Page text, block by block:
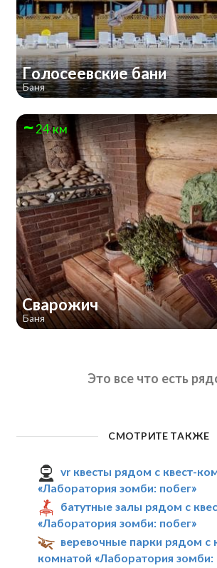
Голосеевские бани
Баня
24 км
Сварожич
Баня
Это все что есть
СМОТРИТЕ ТАКЖЕ
vr квесты рядом с квест-
«Лаборатория зомби: побег»
батутные залы рядом с
«Лаборатория зомби: побег»
веревочные парки рядом с
комнатой «Лаборатория зомби: